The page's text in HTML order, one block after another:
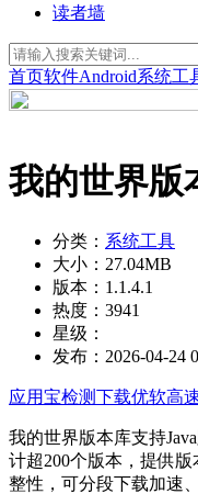
读者墙
首页软件Android系统工
我的世界版
分类： 系统工具
大小： 27.04MB
版本： 1.1.4.1
热度： 3941
星级：
发布： 2026-04-24
应用宝检测下载优软高
我的世界版本库支持
计超200个版本，提供
整性，可分段下载加速